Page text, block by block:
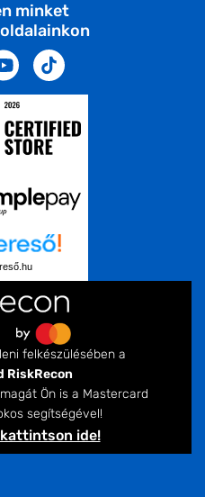
minket
felkészülésében a
RiskRecon
Ön is a Mastercard
segítségével!
ide!